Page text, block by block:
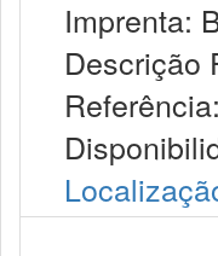
Imprenta:
Descrição